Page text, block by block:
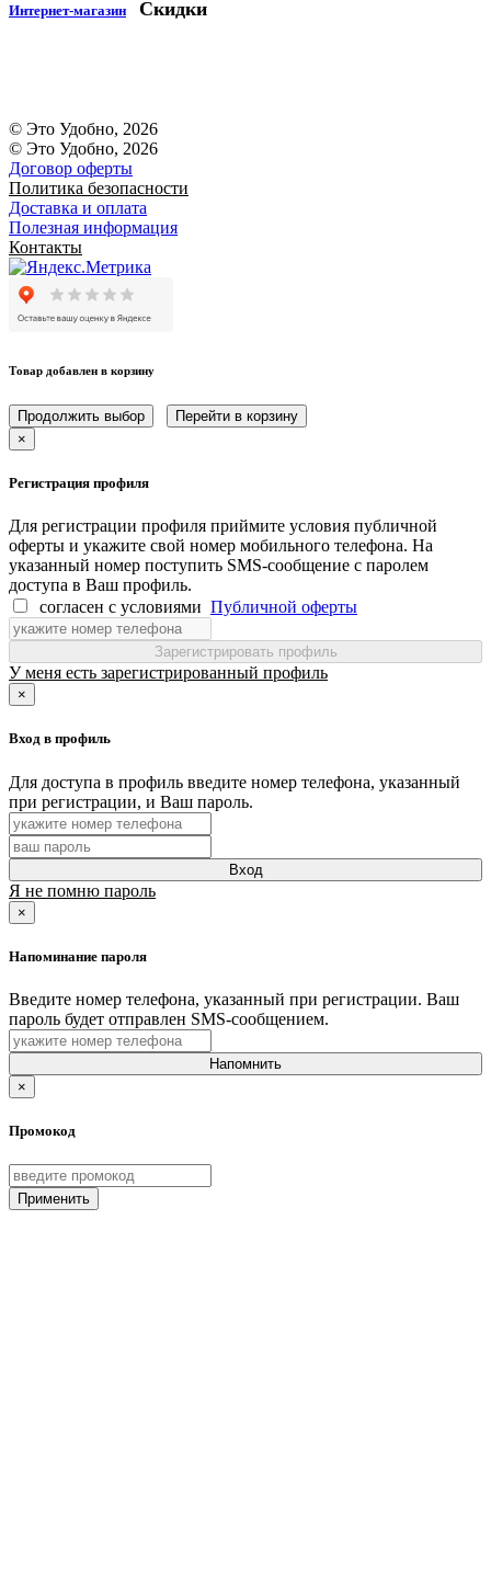
Интернет-магазин Скидки
© Это Удобно, 2026
© Это Удобно, 2026
Договор оферты
Политика безопасности
Доставка и оплата
Полезная информация
Контакты
Товар добавлен в корзину
Продолжить выбор
Перейти в корзину
×
Регистрация профиля
Для регистрации профиля приймите условия публичной
оферты и укажите свой номер мобильного телефона. На
указанный номер поступить SMS-сообщение с паролем
доступа в Ваш профиль.
согласен с условиями Публичной оферты
Зарегистрировать профиль
У меня есть зарегистрированный профиль
×
Вход в профиль
Для доступа в профиль введите номер телефона, указанный
при регистрации, и Ваш пароль.
Вход
Я не помню пароль
×
Напоминание пароля
Введите номер телефона, указанный при регистрации. Ваш
пароль будет отправлен SMS-сообщением.
Напомнить
×
Промокод
Применить